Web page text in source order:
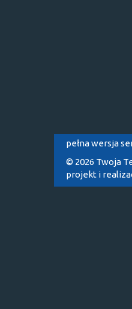
pełna wersja
© 2026 Twoja
projekt i